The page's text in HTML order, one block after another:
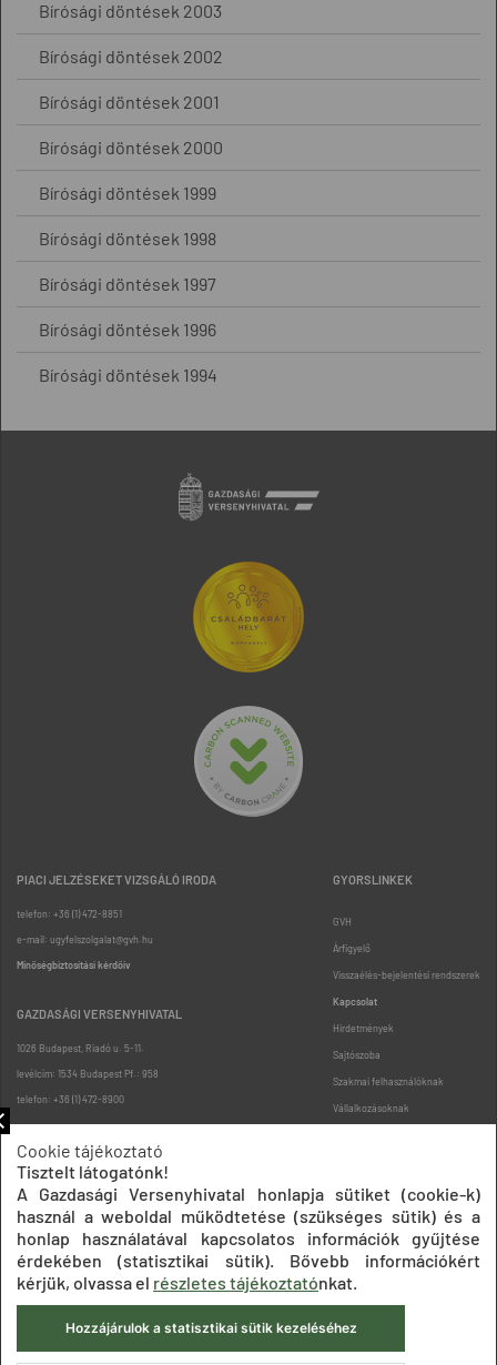
Bírósági döntések 2003
Bírósági döntések 2002
Bírósági döntések 2001
Bírósági döntések 2000
Bírósági döntések 1999
Bírósági döntések 1998
Bírósági döntések 1997
Bírósági döntések 1996
Bírósági döntések 1994
PIACI JELZÉSEKET VIZSGÁLÓ IRODA
telefon: +36 (1) 472-8851
e-mail: ugyfelszolgalat@gvh.hu
Minőségbiztosítási kérdőív
GAZDASÁGI VERSENYHIVATAL
1026 Budapest, Riadó u. 5-11.
levélcím: 1534 Budapest Pf.: 958
telefon: +36 (1) 472-8900
GYORSLINKEK
GVH
Árfigyelő
Visszaélés-bejelentési rendszerek
Kapcsolat
Hirdetmények
Sajtószoba
Szakmai felhasználóknak
Vállalkozásoknak
Oldaltérkép
Impresszum Adatkezelési tájékoztatók
Akadálymentesítési nyilatkozat
Közadatkereső
Süti beállítások ÁSZF
Cookie tájékoztató
Tisztelt látogatónk!
A Gazdasági Versenyhivatal honlapja sütiket (cookie-k)
használ a weboldal működtetése (szükséges sütik) és a
honlap használatával kapcsolatos információk gyűjtése
érdekében (statisztikai sütik). Bővebb információkért
kérjük, olvassa el részletes tájékoztatónkat.
Hozzájárulok a statisztikai sütik kezeléséhez